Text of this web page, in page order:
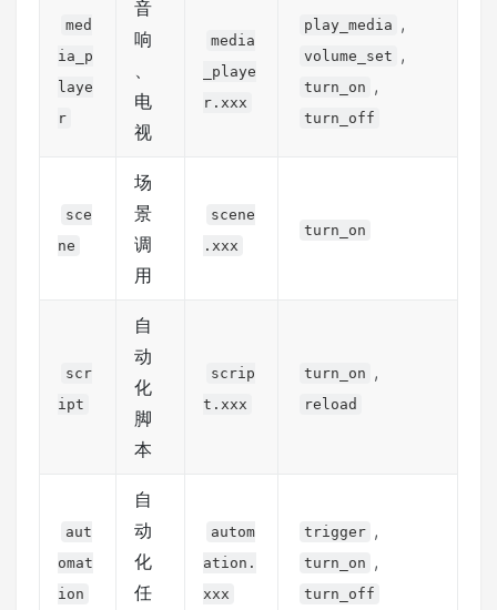
med
ia_p
laye
r
音
响
电
视
media
_playe
r.xxx
play_media ,
volume_set ,
turn_on ,
turn_off
sce
ne
场
景
调
用
scene
.xxx
turn_on
scr
ipt
自
动
化
脚
本
scrip
t.xxx
turn_on ,
reload
aut
omat
ion
自
动
化
任
autom
ation.
xxx
trigger ,
turn_on ,
turn_off